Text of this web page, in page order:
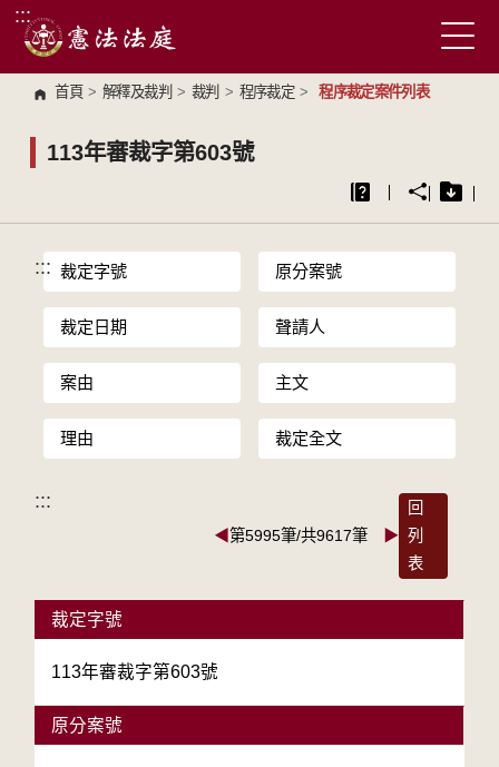
跳到主要內容區塊
:::
首頁 > 解釋及裁判 > 裁判 > 程序裁定 > 程序裁定案件列表
113年審裁字第603號
::: 裁定字號 原分案號
裁定日期 聲請人
案由 主文
理由 裁定全文
:::
◀第5995筆/共9617筆 ▶
回
列
表
裁定字號
113年審裁字第603號
原分案號